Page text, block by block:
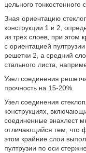
цельного тонкостенного
Зная ориентацию
конструкции 1 и 2,
из трех слоев, при этом
с ориентацией
решетки 2, а средний
стального листа,
Узел соединения
прочность на 15-20%.
Узел соединения
конструкциях,
соединенные внахлест
отличающийся тем, что
этом крайние слои
пултрузии по оси